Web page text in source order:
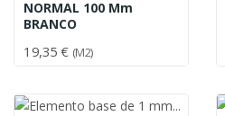
NORMAL 100 Mm
BRANCO
19,35 € (M2)